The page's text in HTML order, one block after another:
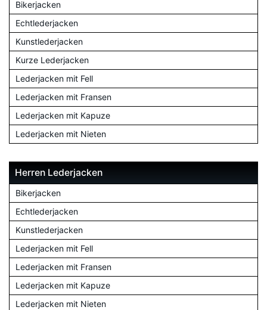
Bikerjacken
Echtlederjacken
Kunstlederjacken
Kurze Lederjacken
Lederjacken mit Fell
Lederjacken mit Fransen
Lederjacken mit Kapuze
Lederjacken mit Nieten
Herren Lederjacken
Bikerjacken
Echtlederjacken
Kunstlederjacken
Lederjacken mit Fell
Lederjacken mit Fransen
Lederjacken mit Kapuze
Lederjacken mit Nieten